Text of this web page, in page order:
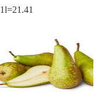
1l=21.41